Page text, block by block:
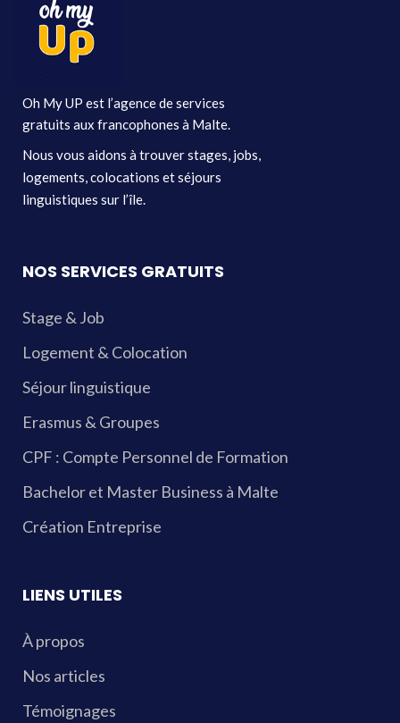
Oh My UP est l’agence de services
gratuits aux francophones à Malte.
Nous vous aidons à trouver stages, jobs,
logements, colocations et séjours
linguistiques sur l’île.
NOS SERVICES GRATUITS
Stage & Job
Logement & Colocation
Séjour linguistique
Erasmus & Groupes
CPF : Compte Personnel de Formation
Bachelor et Master Business à Malte
Création Entreprise
LIENS UTILES
À propos
Nos articles
Témoignages